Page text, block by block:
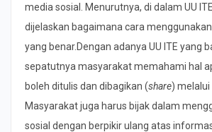
media sosial. Menurutnya, di dalam UU
dijelaskan bagaimana cara
yang benar.Dengan adanya UU ITE yang
sepatutnya masyarakat memahami hal
boleh ditulis dan dibagikan (share) melalui
Masyarakat juga harus bijak dalam
sosial dengan berpikir ulang atas